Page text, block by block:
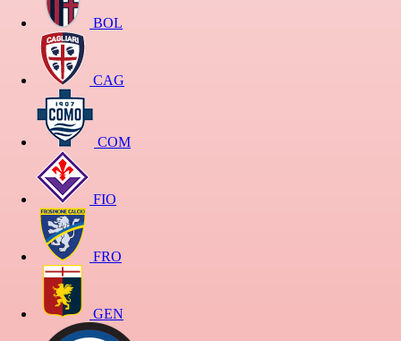
BOL
CAG
COM
FIO
FRO
GEN